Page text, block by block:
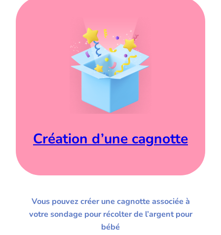
Création d’une cagnotte
Vous pouvez créer une cagnotte associée à
votre sondage pour récolter de l’argent pour
bébé